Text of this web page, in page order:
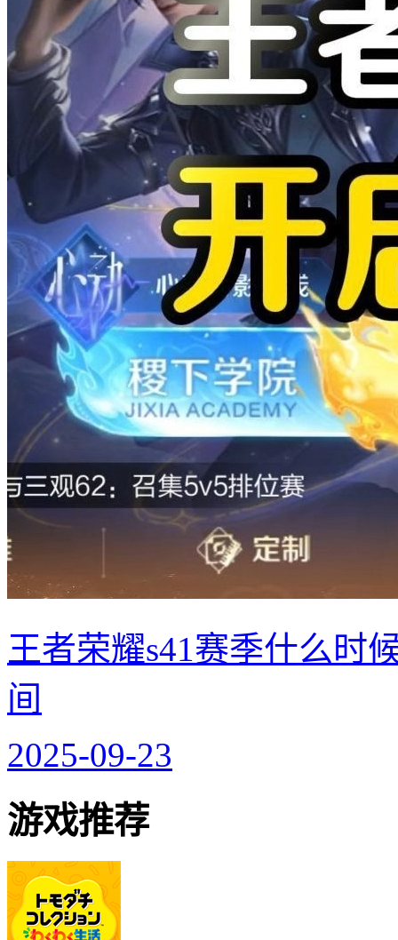
王者荣耀s41赛季什么时
间
2025-09-23
游戏推荐